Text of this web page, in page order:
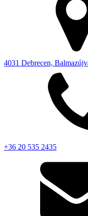
4031 Debrecen,
+36 20 535 2435